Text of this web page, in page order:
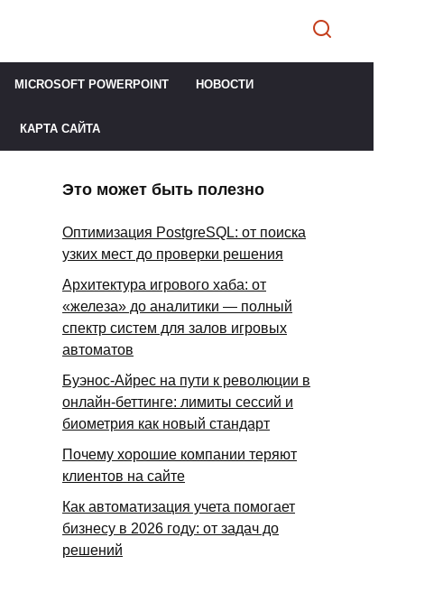
MICROSOFT POWERPOINT НОВОСТИ
КАРТА САЙТА
Это может быть полезно
Оптимизация PostgreSQL: от поиска
узких мест до проверки решения
Архитектура игрового хаба: от
«железа» до аналитики — полный
спектр систем для залов игровых
автоматов
Буэнос-Айрес на пути к революции в
онлайн-беттинге: лимиты сессий и
биометрия как новый стандарт
Почему хорошие компании теряют
клиентов на сайте
Как автоматизация учета помогает
бизнесу в 2026 году: от задач до
решений